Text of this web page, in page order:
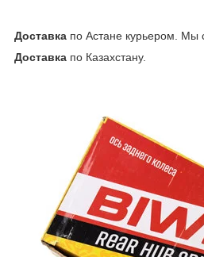
Доставка по Астане курьером. Мы
Доставка по Казахстану.